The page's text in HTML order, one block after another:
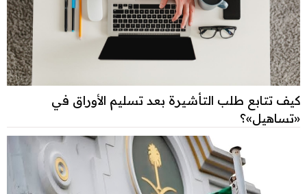
كيف تتابع طلب التأشيرة بعد تسليم الأوراق في
«تساهيل»؟